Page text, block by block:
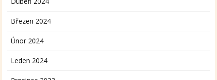
Březen 2024
Únor 2024
Leden 2024